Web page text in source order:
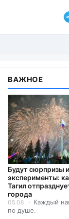
ВАЖНОЕ
Будут сюрпризы и
эксперименты:
Тагил
города
05.08
Каждый
по душе.